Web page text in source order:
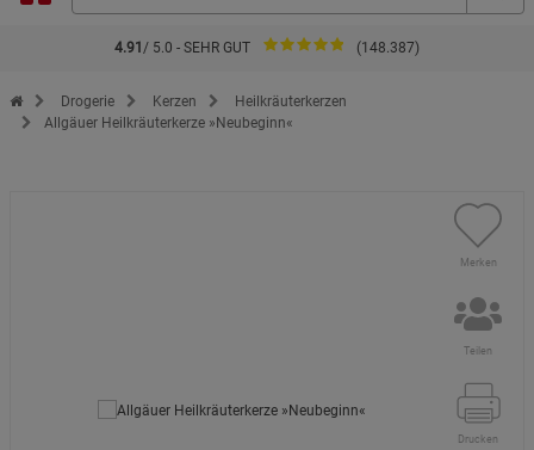
4.91 / 5.0 - SEHR GUT (148.387)
Zur Startseite des Kopp Verlag Online-Shop
Drogerie Kerzen
Heilkräuterkerzen
Allgäuer Heilkräuterkerze »Neubeginn«
Merken
Teilen
Drucken